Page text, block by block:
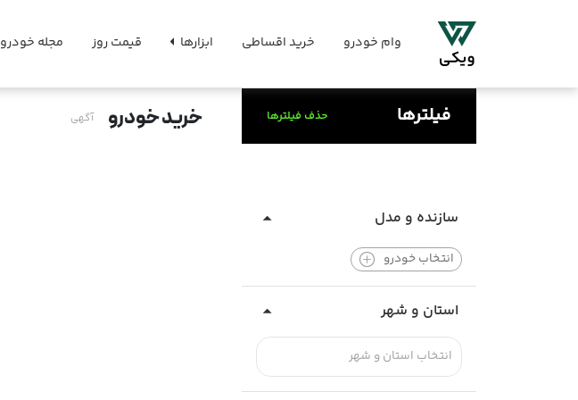
وام خودرو خرید اقساطی ابزارها قیمت روز مجله خودرو
فیلترها حذف فیلترها
سازنده و مدل
انتخاب خودرو
استان و شهر
انتخاب استان و شهر
خرید خودرو آگهی